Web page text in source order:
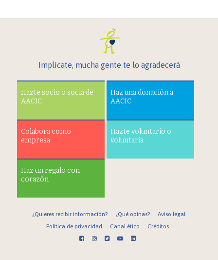
Implícate, mucha gente te lo agradecerá
Hazte socio o socia de
AACIC
Haz una donación a
AACIC
Colabora como
empresa
Hazte voluntario o
voluntaria
Haz un regalo con
corazón
¿Quieres recibir información? ¿Qué opinas?
Aviso legal
Política de privacidad
Canal ético Créditos